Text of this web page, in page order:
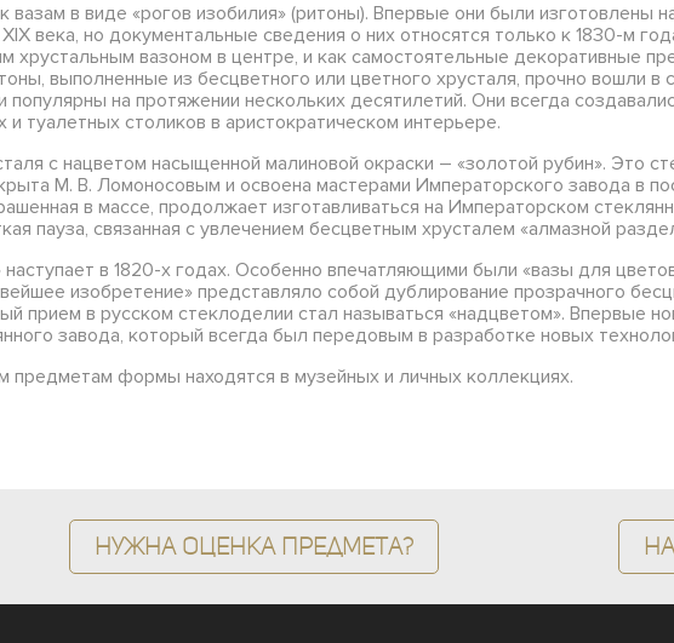
вазам в виде «рогов изобилия» (ритоны). Впервые они были изготовлены
века, но документальные сведения о них относятся только к 1830-м
хрустальным вазоном в центре, и как самостоятельные декоративные
выполненные из бесцветного или цветного хрусталя, прочно вошли в
на протяжении нескольких десятилетий. Они всегда
туалетных столиков в аристократическом интерьере.
с нацветом насыщенной малиновой окраски – «золотой рубин». Это
М. В. Ломоносовым и освоена мастерами Императорского завода в
в массе, продолжает изготавливаться на Императорском
пауза, связанная с увлечением бесцветным хрусталем «алмазной
в 1820-х годах. Особенно впечатляющими были «вазы для
изобретение» представляло собой дублирование прозрачного
прием в русском стеклоделии стал называться «надцветом». Впервые
завода, который всегда был передовым в разработке новых
предметам формы находятся в музейных и личных коллекциях.
Нужна оценка предмета?